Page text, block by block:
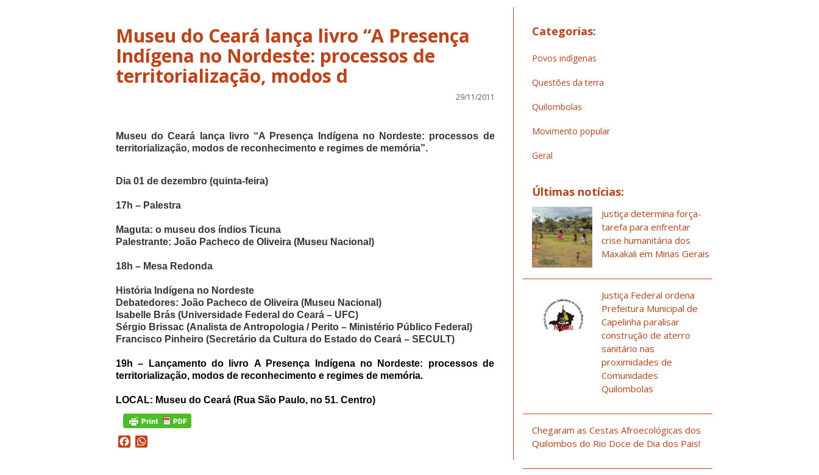
Museu do Ceará lança livro “A Presença
Indígena no Nordeste: processos de
territorialização, modos d
29/11/2011
Museu do Ceará lança livro “A Presença Indígena no Nordeste: processos de
territorialização, modos de reconhecimento e regimes de memória”.
Dia 01 de dezembro (quinta-feira)
17h – Palestra
Maguta: o museu dos índios Ticuna
Palestrante: João Pacheco de Oliveira (Museu Nacional)
18h – Mesa Redonda
História Indígena no Nordeste
Debatedores: João Pacheco de Oliveira (Museu Nacional)
Isabelle Brás (Universidade Federal do Ceará – UFC)
Sérgio Brissac (Analista de Antropologia / Perito – Ministério Público Federal)
Francisco Pinheiro (Secretário da Cultura do Estado do Ceará – SECULT)
19h – Lançamento do livro A Presença Indígena no Nordeste: processos de
territorialização, modos de reconhecimento e regimes de memória.
LOCAL: Museu do Ceará (Rua São Paulo, no 51. Centro)
Facebook
Categorias:
Povos indígenas
Questões da terra
Quilombolas
Movimento popular
Geral
Últimas notícias:
Justiça determina força-
tarefa para enfrentar
crise humanitária dos
Maxakali em Minas Gerais
Justiça Federal ordena
Prefeitura Municipal de
Capelinha paralisar
construção de aterro
sanitário nas
proximidades de
Comunidades
Quilombolas
Chegaram as Cestas Afroecológicas dos
Quilombos do Rio Doce de Dia dos Pais!